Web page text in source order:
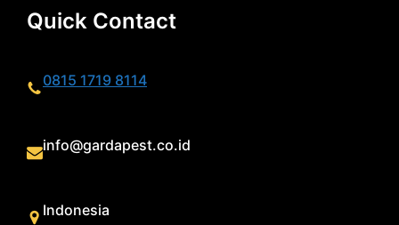
Quick Contact
0815 1719 8114
info@gardapest.co.id
Indonesia